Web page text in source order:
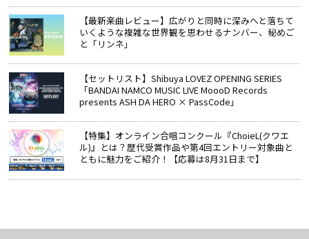
【最新楽曲レビュー】広がりと同時に深みへと落ちて
いくような複雑な世界観を思わせるナンバー、秘めご
と「リンネ」
【セットリスト】Shibuya LOVEZ OPENING SERIES
「BANDAI NAMCO MUSIC LIVE MoooD Records
presents ASH DA HERO × PassCode」
【特集】オンライン合唱コンクール『ChoieL(クワエ
ル)』とは？歴代受賞作品や第4回エントリー対象曲と
ともに魅力をご紹介！【応募は8月31日まで】